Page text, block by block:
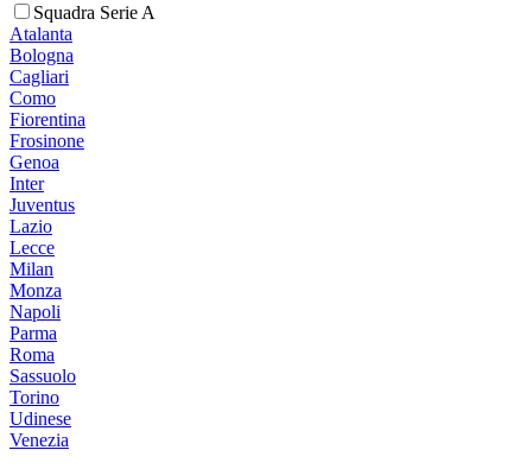
Squadra Serie A
Atalanta
Bologna
Cagliari
Como
Fiorentina
Frosinone
Genoa
Inter
Juventus
Lazio
Lecce
Milan
Monza
Napoli
Parma
Roma
Sassuolo
Torino
Udinese
Venezia